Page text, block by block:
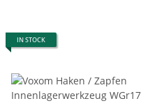
IN STOCK